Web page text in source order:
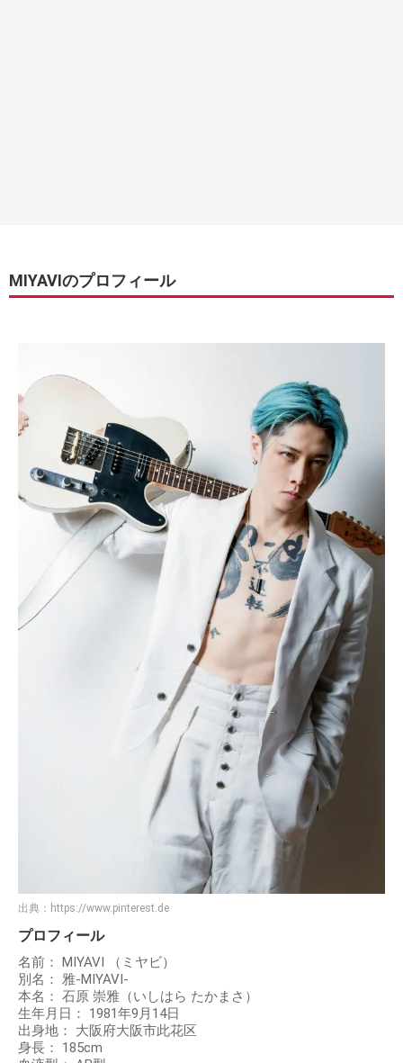
MIYAVIのプロフィール
出典： https://www.pinterest.de
プロフィール
名前： MIYAVI （ミヤビ）
別名： 雅-MIYAVI-
本名： 石原 崇雅（いしはら たかまさ）
生年月日： 1981年9月14日
出身地： 大阪府大阪市此花区
身長： 185cm